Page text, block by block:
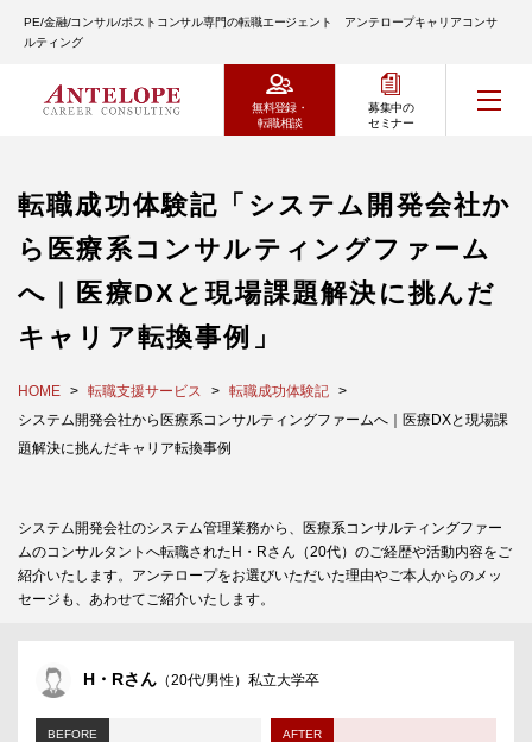
PE/金融/コンサル/ポストコンサル専門の転職エージェント アンテロープキャリアコンサ
ルティング
無料登録・
転職相談
募集中の
セミナー
転職成功体験記「システム開発会社か
ら医療系コンサルティングファーム
へ｜医療DXと現場課題解決に挑んだ
キャリア転換事例」
HOME 転職支援サービス
転職成功体験記
システム開発会社から医療系コンサルティングファームへ｜医療DXと現場課
題解決に挑んだキャリア転換事例
システム開発会社のシステム管理業務から、医療系コンサルティングファー
ムのコンサルタントへ転職されたH・Rさん（20代）のご経歴や活動内容をご
紹介いたします。アンテロープをお選びいただいた理由やご本人からのメッ
セージも、あわせてご紹介いたします。
H・Rさん （20代/男性）私立大学卒
BEFORE AFTER